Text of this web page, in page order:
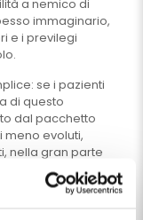
a nemico di
immaginario,
e i previlegi
se i pazienti
di questo
dal pacchetto
evoluti,
nella gran parte
studio dei